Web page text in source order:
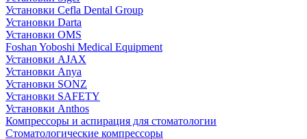
Установки Cefla Dental Group
Установки Darta
Установки OMS
Foshan Yoboshi Medical Equipment
Установки AJAX
Установки Anya
Установки SONZ
Установки SAFETY
Установки Anthos
Компрессоры и аспирация для стоматологии
Стоматологические компрессоры